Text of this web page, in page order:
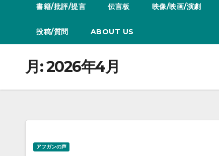
書籍/批評/提言 伝言板 映像/映画/演劇
投稿/質問 ABOUT US
月:2026年4月
アフガンの声